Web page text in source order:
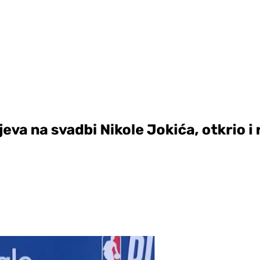
na svadbi Nikole Jokića, otkrio i